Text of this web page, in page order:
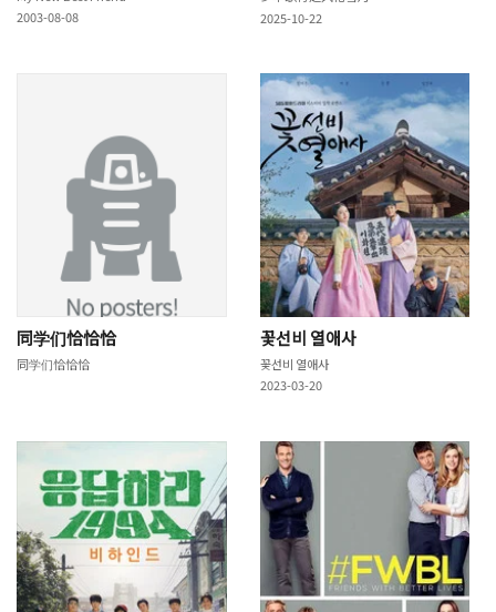
2003-08-08
2025-10-22
同学们恰恰恰
同学们恰恰恰
꽃선비 열애사
꽃선비 열애사
2023-03-20